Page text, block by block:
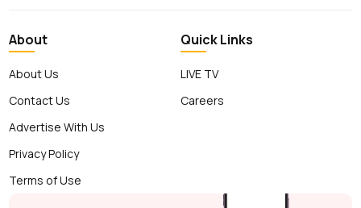
About
About Us
Contact Us
Advertise With Us
Privacy Policy
Terms of Use
Quick Links
LIVE TV
Careers